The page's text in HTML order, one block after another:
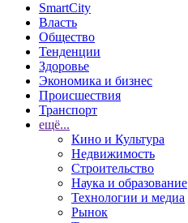
SmartCity
Власть
Общество
Тенденции
Здоровье
Экономика и бизнес
Происшествия
Транспорт
ещё...
Кино и Культура
Недвижимость
Строительство
Наука и образование
Технологии и медиа
Рынок